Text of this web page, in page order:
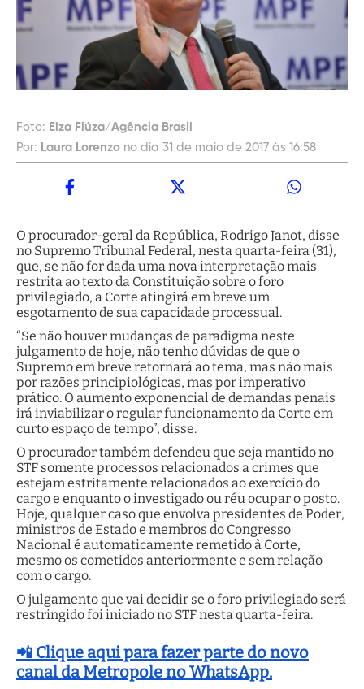
Foto: Elza Fiúza/Agência Brasil
Por: Laura Lorenzo no dia 31 de maio de 2017 às 16:58
O procurador-geral da República, Rodrigo Janot, disse
no Supremo Tribunal Federal, nesta quarta-feira (31),
que, se não for dada uma nova interpretação mais
restrita ao texto da Constituição sobre o foro
privilegiado, a Corte atingirá em breve um
esgotamento de sua capacidade processual.
“Se não houver mudanças de paradigma neste
julgamento de hoje, não tenho dúvidas de que o
Supremo em breve retornará ao tema, mas não mais
por razões principiológicas, mas por imperativo
prático. O aumento exponencial de demandas penais
irá inviabilizar o regular funcionamento da Corte em
curto espaço de tempo”, disse.
O procurador também defendeu que seja mantido no
STF somente processos relacionados a crimes que
estejam estritamente relacionados ao exercício do
cargo e enquanto o investigado ou réu ocupar o posto.
Hoje, qualquer caso que envolva presidentes de Poder,
ministros de Estado e membros do Congresso
Nacional é automaticamente remetido à Corte,
mesmo os cometidos anteriormente e sem relação
com o cargo.
O julgamento que vai decidir se o foro privilegiado será
restringido foi iniciado no STF nesta quarta-feira.
📲 Clique aqui para fazer parte do novo
canal da Metropole no WhatsApp.